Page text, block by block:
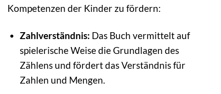
Kompetenzen der Kinder zu fördern:
Zahlverständnis: Das Buch vermittelt auf
spielerische Weise die Grundlagen des
Zählens und fördert das Verständnis für
Zahlen und Mengen.